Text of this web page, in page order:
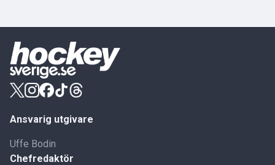
Ansvarig utgivare
Uffe Bodin
Chefredaktör